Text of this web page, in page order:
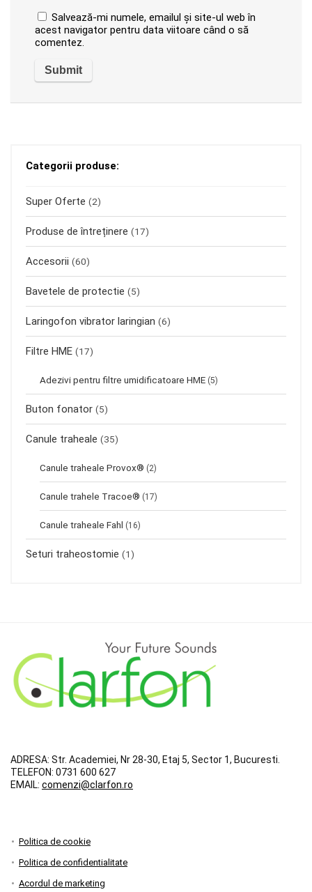
Salvează-mi numele, emailul și site-ul web în
acest navigator pentru data viitoare când o să
comentez.
Categorii produse:
Super Oferte (2)
Produse de întreținere (17)
Accesorii (60)
Bavetele de protectie (5)
Laringofon vibrator laringian (6)
Filtre HME (17)
Adezivi pentru filtre umidificatoare HME (5)
Buton fonator (5)
Canule traheale (35)
Canule traheale Provox® (2)
Canule trahele Tracoe® (17)
Canule traheale Fahl (16)
Seturi traheostomie (1)
ADRESA: Str. Academiei, Nr 28-30, Etaj 5, Sector 1, Bucuresti.
TELEFON: 0731 600 627
EMAIL: comenzi@clarfon.ro
Politica de cookie
Politica de confidentialitate
Acordul de marketing